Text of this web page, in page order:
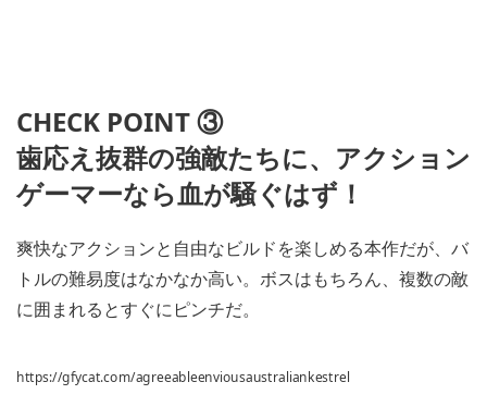
CHECK POINT ③
歯応え抜群の強敵たちに、アクション
ゲーマーなら血が騒ぐはず！
爽快なアクションと自由なビルドを楽しめる本作だが、バ
トルの難易度はなかなか高い。ボスはもちろん、複数の敵
に囲まれるとすぐにピンチだ。
https://gfycat.com/agreeableenviousaustraliankestrel